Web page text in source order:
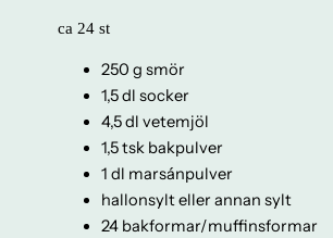
ca 24 st
250 g smör
1,5 dl socker
4,5 dl vetemjöl
1,5 tsk bakpulver
1 dl marsánpulver
hallonsylt eller annan sylt
24 bakformar/muffinsformar